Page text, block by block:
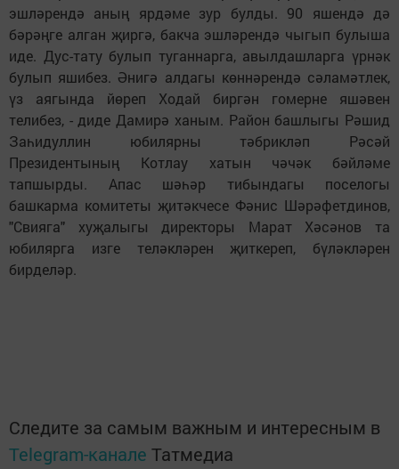
эшләрендә аның ярдәме зур булды. 90 яшендә дә
бәрәңге алган җиргә, бакча эшләрендә чыгып булыша
иде. Дус-тату булып туганнарга, авылдашларга үрнәк
булып яшибез. Әнигә алдагы көннәрендә сәламәтлек,
үз аягында йөреп Ходай биргән гомерне яшәвен
телибез, - диде Дамирә ханым. Район башлыгы Рәшид
Заһидуллин юбилярны тәбрикләп Рәсәй
Президентының Котлау хатын чәчәк бәйләме
тапшырды. Апас шәһәр тибындагы поселогы
башкарма комитеты җитәкчесе Фәнис Шәрәфетдинов,
"Свияга" хуҗалыгы директоры Марат Хәсәнов та
юбилярга изге теләкләрен җиткереп, бүләкләрен
бирделәр.
Следите за самым важным и интересным в
Telegram-канале Татмедиа